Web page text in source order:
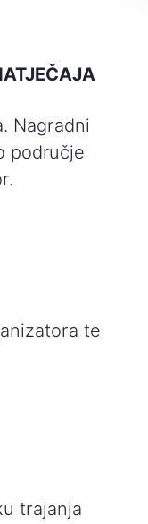
Nagradni
područje
te
trajanja